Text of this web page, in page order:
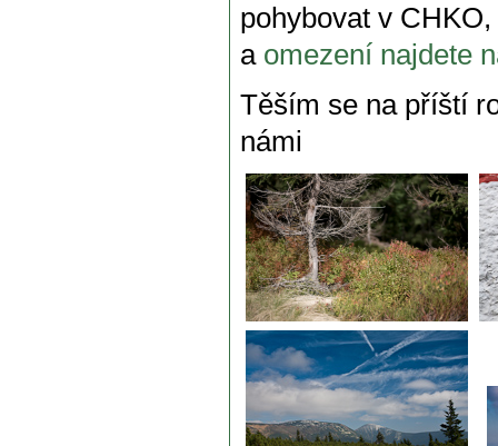
pohybovat v
a omezení najdete
Těším se na příští
námi